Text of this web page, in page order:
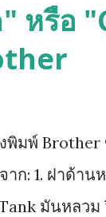
หรือ
มพ์ Brother
าก: 1. ฝาด้า
มันหลวม